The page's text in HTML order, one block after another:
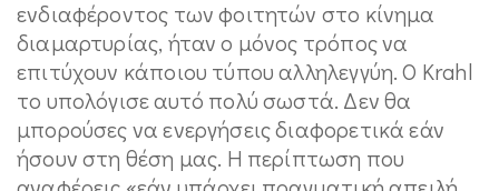
ενδιαφέροντος των φοιτητών στο κίνημα
διαμαρτυρίας, ήταν ο μόνος τρόπος να
επιτύχουν κάποιου τύπου αλληλεγγύη. Ο Krahl
το υπολόγισε αυτό πολύ σωστά. Δεν θα
μπορούσες να ενεργήσεις διαφορετικά εάν
ήσουν στη θέση μας. Η περίπτωση που